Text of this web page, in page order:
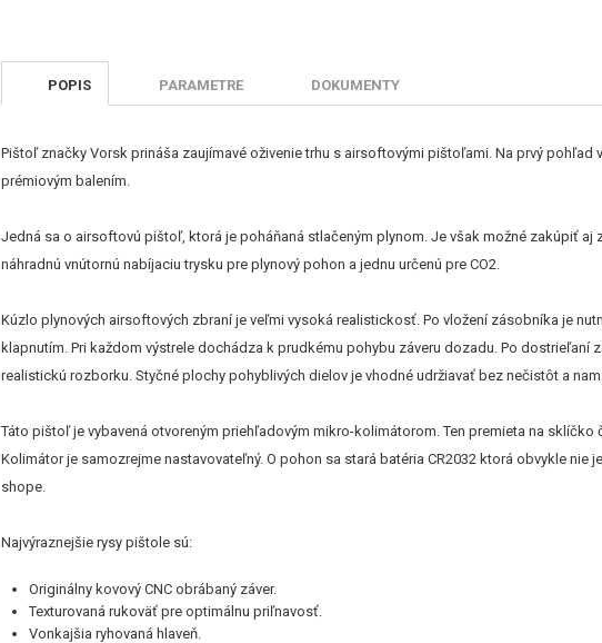
POPIS PARAMETRE DOKUMENTY
Pištoľ značky Vorsk prináša zaujímavé oživenie trhu s airsoftovými pištoľami. Na prvý
prémiovým balením.
Jedná sa o airsoftovú pištoľ, ktorá je poháňaná stlačeným plynom. Je však možné zakúpiť
náhradnú vnútornú nabíjaciu trysku pre plynový pohon a jednu určenú pre CO2.
Kúzlo plynových airsoftových zbraní je veľmi vysoká realistickosť. Po vložení zásobníka je
klapnutím. Pri každom výstrele dochádza k prudkému pohybu záveru dozadu. Po
realistickú rozborku. Styčné plochy pohyblivých dielov je vhodné udržiavať bez nečistôt a
Táto pištoľ je vybavená otvoreným priehľadovým mikro-kolimátorom. Ten premieta na
Kolimátor je samozrejme nastavovateľný. O pohon sa stará batéria CR2032 ktorá obvykle
shope.
Najvýraznejšie rysy pištole sú:
Originálny kovový CNC obrábaný záver.
Texturovaná rukoväť pre optimálnu priľnavosť.
Vonkajšia ryhovaná hlaveň.